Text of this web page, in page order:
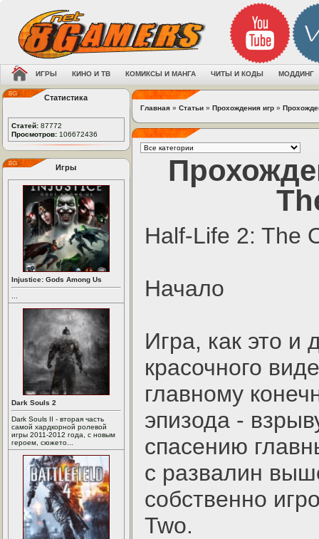
ИГРЫ КИНО И ТВ КОМИКСЫ И МАНГА ЧИТЫ И КОДЫ МОДДИНГ
Статистика
Статей: 87772
Просмотров: 106672436
Игры
Injustice: Gods Among Us
Dark Souls 2
Dark Souls II - вторая часть
самой хардкорной ролевой
игры 2011-2012 года, с новым
героем, сюжето...
Главная » Статьи » Прохождения игр »
Half-Life 2: The
Начало
Игра, как это и
красочного
главному
эпизода -
спасению
с развалин
собственно
Two.